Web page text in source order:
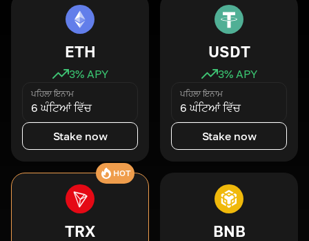
ETH
3% APY
ਪਹਿਲਾ ਇਨਾਮ
6 ਘੰਟਿਆਂ ਵਿੱਚ
Stake now
USDT
3% APY
ਪਹਿਲਾ ਇਨਾਮ
6 ਘੰਟਿਆਂ ਵਿੱਚ
Stake now
HOT
TRX BNB